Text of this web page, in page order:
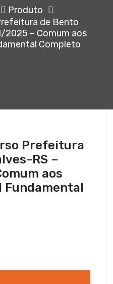
Produto
de Bento
2025 – Comum aos
Completo
Prefeitura
RS –
aos
Fundamental